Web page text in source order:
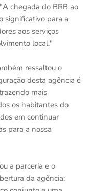
chegada do BRB ao
significativo para a
aos serviços
local."
ressaltou o
desta agência é
mais
os habitantes do
em continuar
para a nossa
a parceria e o
da agência: